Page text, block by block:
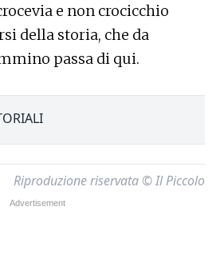
e non crocicchio
della storia, che da
passa di qui.
Riproduzione riservata © Il Piccolo